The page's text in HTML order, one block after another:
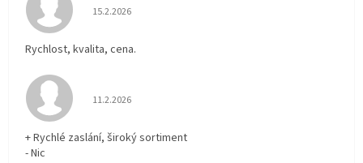
Hodnocení obchodu je 5 z 5 hvězdiček.
15.2.2026
Rychlost, kvalita, cena.
Hodnocení obchodu je 5 z 5 hvězdiček.
11.2.2026
+ Rychlé zaslání, široký sortiment
- Nic